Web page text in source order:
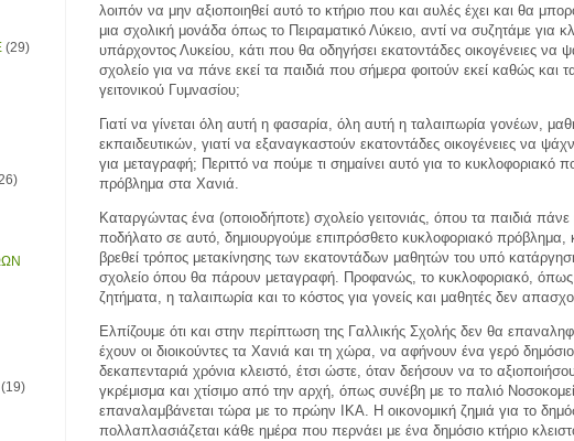
λοιπόν να μην αξιοποιηθεί αυτό το κτήριο που και αυλές έχει και θα
μια σχολική μονάδα όπως το Πειραματικό Λύκειο, αντί να συζητάμε για
υπάρχοντος Λυκείου, κάτι που θα οδηγήσει εκατοντάδες οικογένειες να
σχολείο για να πάνε εκεί τα παιδιά που σήμερα φοιτούν εκεί καθώς και
γειτονικού Γυμνασίου;
Γιατί να γίνεται όλη αυτή η φασαρία, όλη αυτή η ταλαιπωρία γονέων,
εκπαιδευτικών, γιατί να εξαναγκαστούν εκατοντάδες οικογένειες να
για μεταγραφή; Περιττό να πούμε τι σημαίνει αυτό για το κυκλοφοριακό
πρόβλημα στα Χανιά.
Καταργώντας ένα (οποιοδήποτε) σχολείο γειτονιάς, όπου τα παιδιά
ποδήλατο σε αυτό, δημιουργούμε επιπρόσθετο κυκλοφοριακό
βρεθεί τρόπος μετακίνησης των εκατοντάδων μαθητών του υπό
σχολείο όπου θα πάρουν μεταγραφή. Προφανώς, το κυκλοφοριακό,
ζητήματα, η ταλαιπωρία και το κόστος για γονείς και μαθητές δεν
Ελπίζουμε ότι και στην περίπτωση της Γαλλικής Σχολής δεν θα
έχουν οι διοικούντες τα Χανιά και τη χώρα, να αφήνουν ένα γερό δημόσιο
δεκαπενταριά χρόνια κλειστό, έτσι ώστε, όταν δεήσουν να το
γκρέμισμα και χτίσιμο από την αρχή, όπως συνέβη με το παλιό
επαναλαμβάνεται τώρα με το πρώην ΙΚΑ. Η οικονομική ζημιά για το
πολλαπλασιάζεται κάθε ημέρα που περνάει με ένα δημόσιο κτήριο
(29)
(19)